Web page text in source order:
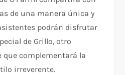
de una manera única y
podrán disfrutar
de Grillo, otro
complementará la
irreverente.